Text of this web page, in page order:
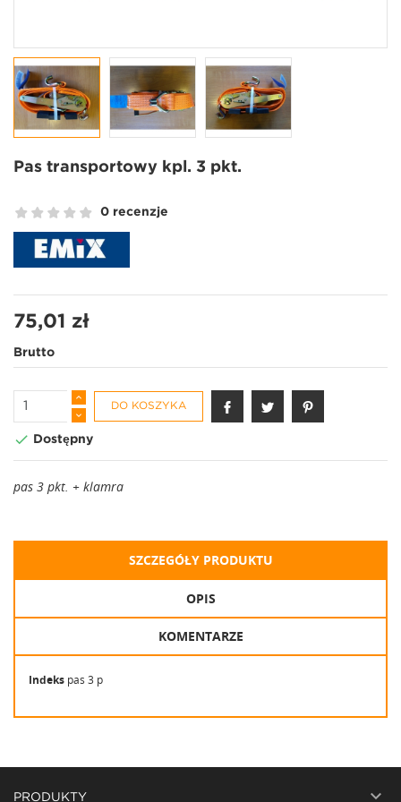
Pas transportowy kpl. 3 pkt.
0 recenzje
75,01 zł
Brutto
DO KOSZYKA
 Dostępny
pas 3 pkt. + klamra
SZCZEGÓŁY PRODUKTU
OPIS
KOMENTARZE
Indeks pas 3 p
PRODUKTY 